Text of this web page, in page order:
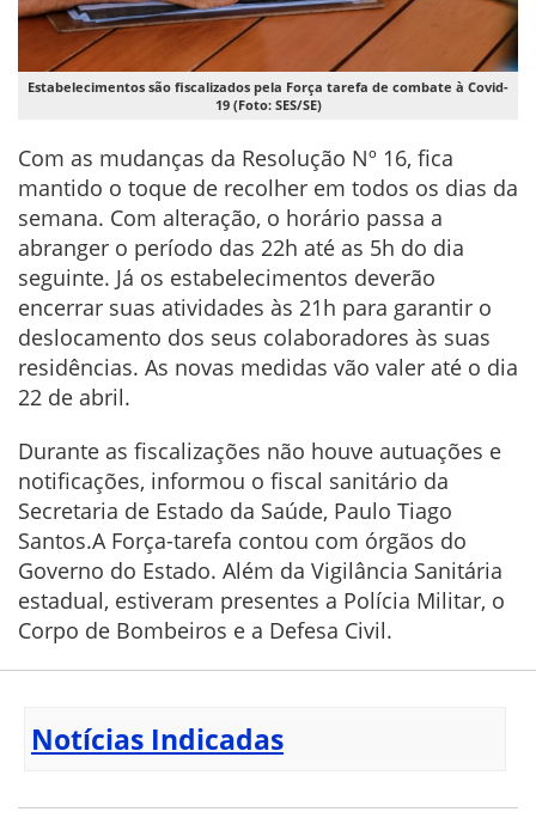
Estabelecimentos são fiscalizados pela Força tarefa de combate à Covid-
19 (Foto: SES/SE)
Com as mudanças da Resolução Nº 16, fica
mantido o toque de recolher em todos os dias da
semana. Com alteração, o horário passa a
abranger o período das 22h até as 5h do dia
seguinte. Já os estabelecimentos deverão
encerrar suas atividades às 21h para garantir o
deslocamento dos seus colaboradores às suas
residências. As novas medidas vão valer até o dia
22 de abril.
Durante as fiscalizações não houve autuações e
notificações, informou o fiscal sanitário da
Secretaria de Estado da Saúde, Paulo Tiago
Santos.A Força-tarefa contou com órgãos do
Governo do Estado. Além da Vigilância Sanitária
estadual, estiveram presentes a Polícia Militar, o
Corpo de Bombeiros e a Defesa Civil.
Notícias Indicadas